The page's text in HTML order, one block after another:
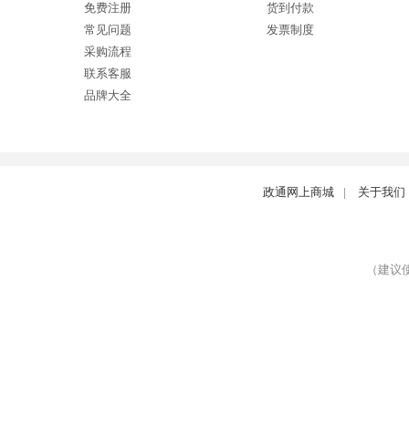
免费注册
常见问题
采购流程
联系客服
品牌大全
货到付款
发票制度
政通网上商城 | 关于我们
（建